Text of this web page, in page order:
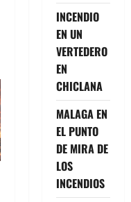
INCENDIO
EN UN
VERTEDERO
EN
CHICLANA
MALAGA EN
EL PUNTO
DE MIRA DE
LOS
INCENDIOS